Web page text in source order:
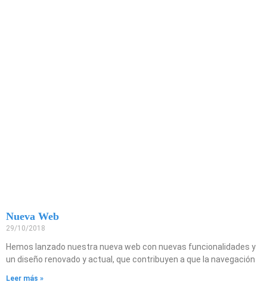
Nueva Web
29/10/2018
Hemos lanzado nuestra nueva web con nuevas funcionalidades y
un diseño renovado y actual, que contribuyen a que la navegación
Leer más »